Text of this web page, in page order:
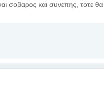
σοβαρος και συνεπης, τοτε